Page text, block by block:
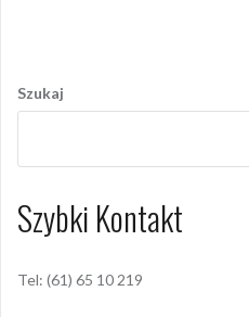
wpisu
Szukaj
Szybki Kontakt
Tel: (61) 65 10 219